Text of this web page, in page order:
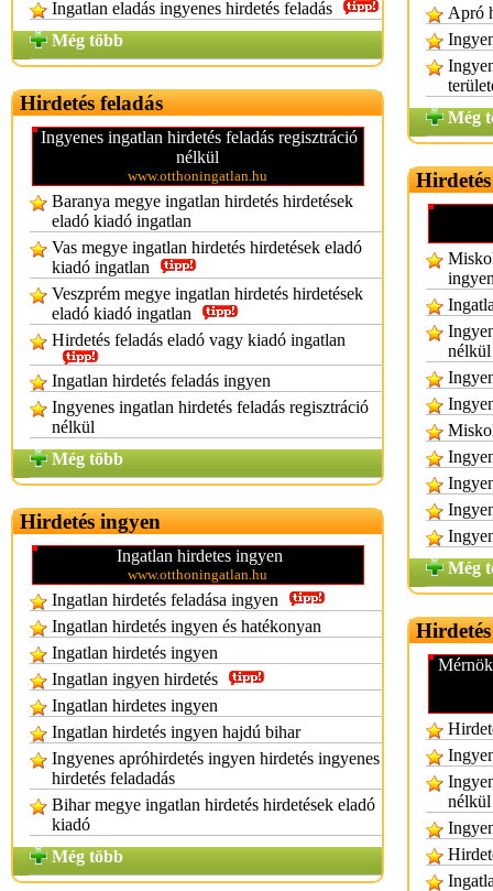
Ingatlan eladás ingyenes hirdetés feladás
Még több
Hirdetés feladás
Ingyenes ingatlan hirdetés feladás regisztráció
nélkül
www.otthoningatlan.hu
Baranya megye ingatlan hirdetés hirdetések
eladó kiadó ingatlan
Vas megye ingatlan hirdetés hirdetések eladó
kiadó ingatlan
Veszprém megye ingatlan hirdetés hirdetések
eladó kiadó ingatlan
Hirdetés feladás eladó vagy kiadó ingatlan
Ingatlan hirdetés feladás ingyen
Ingyenes ingatlan hirdetés feladás regisztráció
nélkül
Még több
Hirdetés ingyen
Ingatlan hirdetes ingyen
www.otthoningatlan.hu
Ingatlan hirdetés feladása ingyen
Ingatlan hirdetés ingyen és hatékonyan
Ingatlan hirdetés ingyen
Ingatlan ingyen hirdetés
Ingatlan hirdetes ingyen
Ingatlan hirdetés ingyen hajdú bihar
Ingyenes apróhirdetés ingyen hirdetés ingyenes
hirdetés feladadás
Bihar megye ingatlan hirdetés hirdetések eladó
kiadó
Még több
Apró
Még
nélkül
Még
nélkül